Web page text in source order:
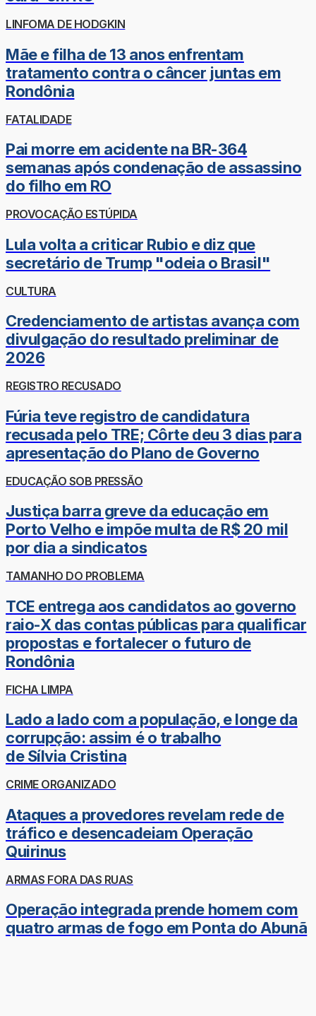
LINFOMA DE HODGKIN
Mãe e filha de 13 anos enfrentam
tratamento contra o câncer juntas em
Rondônia
FATALIDADE
Pai morre em acidente na BR-364
semanas após condenação de assassino
do filho em RO
PROVOCAÇÃO ESTÚPIDA
Lula volta a criticar Rubio e diz que
secretário de Trump "odeia o Brasil"
CULTURA
Credenciamento de artistas avança com
divulgação do resultado preliminar de
2026
REGISTRO RECUSADO
Fúria teve registro de candidatura
recusada pelo TRE; Côrte deu 3 dias para
apresentação do Plano de Governo
EDUCAÇÃO SOB PRESSÃO
Justiça barra greve da educação em
Porto Velho e impõe multa de R$ 20 mil
por dia a sindicatos
TAMANHO DO PROBLEMA
TCE entrega aos candidatos ao governo
raio-X das contas públicas para qualificar
propostas e fortalecer o futuro de
Rondônia
FICHA LIMPA
Lado a lado com a população, e longe da
corrupção: assim é o trabalho
de Sílvia Cristina
CRIME ORGANIZADO
Ataques a provedores revelam rede de
tráfico e desencadeiam Operação
Quirinus
ARMAS FORA DAS RUAS
Operação integrada prende homem com
quatro armas de fogo em Ponta do Abunã